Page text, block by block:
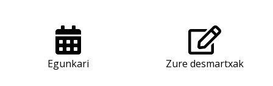
Egunkari Zure desmartxak